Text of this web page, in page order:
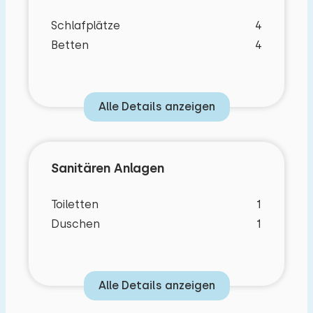
Stock mit zwei Schlafzimmern beide mit zwei
Einzelbetten.Die Wohnung bietet Zentralheizung,
Draussen befindet sich einen privaten Vorder
und Hindergarten mit Terrasse und
und Schaukeln. Es gibt auch einen gemeinsamen
ausreichend Parkplätze für Ihr Auto.
Schlafplätze
4
Betten
4
Alle Details anzeigen
Sanitären Anlagen
Toiletten
1
Duschen
1
Alle Details anzeigen